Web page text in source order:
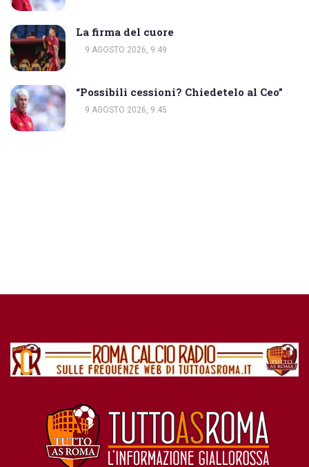
La firma del cuore
9 AGOSTO 2026, 9:49
“Possibili cessioni? Chiedetelo al Ceo”
9 AGOSTO 2026, 9:45